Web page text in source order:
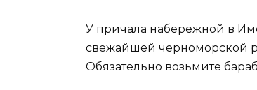
У причала набережной в
свежайшей черноморской
Обязательно возьмите